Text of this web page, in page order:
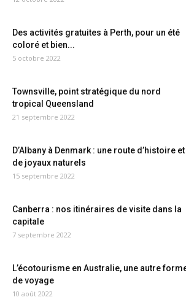
Des activités gratuites à Perth, pour un été
coloré et bien...
5 octobre 2022
Townsville, point stratégique du nord
tropical Queensland
21 septembre 2022
D’Albany à Denmark : une route d’histoire et
de joyaux naturels
15 septembre 2022
Canberra : nos itinéraires de visite dans la
capitale
7 septembre 2022
L’écotourisme en Australie, une autre
de voyage
10 août 2022